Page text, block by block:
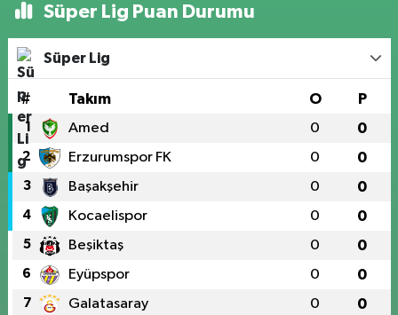
Süper Lig Puan Durumu
Süper Lig
# Takım O P
1 Amed 0 0
2 Erzurumspor FK 0 0
3 Başakşehir 0 0
4 Kocaelispor 0 0
5 Beşiktaş 0 0
6 Eyüpspor 0 0
7 Galatasaray 0 0